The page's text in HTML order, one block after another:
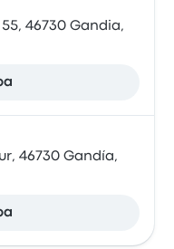
46730 Gandia,
46730 Gandía,